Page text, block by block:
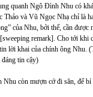
quanh Ngô Đình Nhu có
Thảo và Vũ Ngọc Nhạ chỉ là
của Nhu, bởi thế, cần được
remark]. Cho tới khi
lời khai của chính ông Nhu.
đáng tin cậy)
còn mượn cớ đi săn, để bí